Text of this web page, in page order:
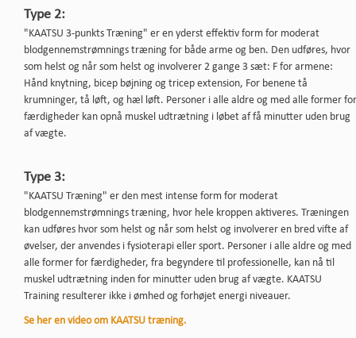
Type 2:
"KAATSU 3-punkts Træning" er en yderst effektiv form for moderat
blodgennemstrømnings træning for både arme og ben. Den udføres, hvor
som helst og når som helst og involverer 2 gange 3 sæt: F for armene:
Hånd knytning, bicep bøjning og tricep extension, For benene tå
krumninger, tå løft, og hæl løft. Personer i alle aldre og med alle former for
færdigheder kan opnå muskel udtrætning i løbet af få minutter uden brug
af vægte.
Type 3:
"KAATSU Træning" er den mest intense form for moderat
blodgennemstrømnings træning, hvor hele kroppen aktiveres. Træningen
kan udføres hvor som helst og når som helst og involverer en bred vifte af
øvelser, der anvendes i fysioterapi eller sport. Personer i alle aldre og med
alle former for færdigheder, fra begyndere til professionelle, kan nå til
muskel udtrætning inden for minutter uden brug af vægte. KAATSU
Training resulterer ikke i ømhed og forhøjet energi niveauer.
Se her en video om KAATSU træning.